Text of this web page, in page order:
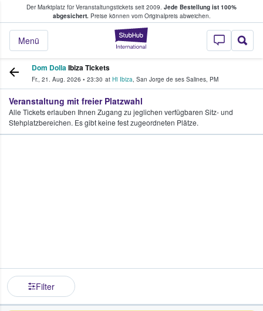
Der Marktplatz für Veranstaltungstickets seit 2009. Jede Bestellung ist 100%
abgesichert.Preise können vom Originalpreis abweichen.
StubHub - Wo
Menü
Tickets kaufen & verkaufen
Dom DollaIbiza Tickets
Fr., 21. Aug. 2026 • 23:30 at Hï Ibiza, San Jorge de ses Salines, PM
Veranstaltung mit freier Platzwahl
Alle Tickets erlauben Ihnen Zugang zu jeglichen verfügbaren Sitz- und
Stehplatzbereichen. Es gibt keine fest zugeordneten Plätze.
Filter